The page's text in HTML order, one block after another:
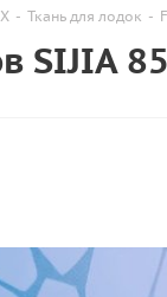
- Ткань для лодок -
SIJIA